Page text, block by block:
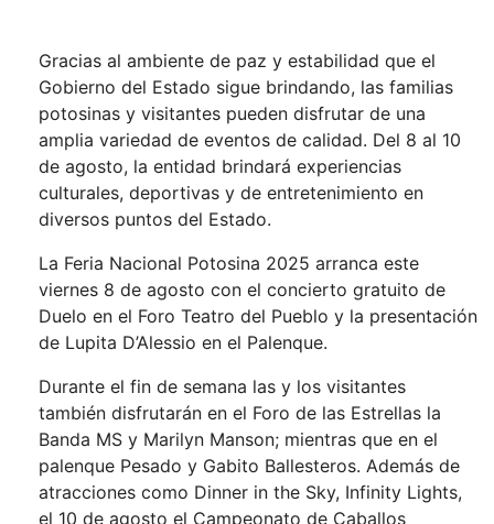
Gracias al ambiente de paz y estabilidad que el
Gobierno del Estado sigue brindando, las familias
potosinas y visitantes pueden disfrutar de una
amplia variedad de eventos de calidad. Del 8 al 10
de agosto, la entidad brindará experiencias
culturales, deportivas y de entretenimiento en
diversos puntos del Estado.
La Feria Nacional Potosina 2025 arranca este
viernes 8 de agosto con el concierto gratuito de
Duelo en el Foro Teatro del Pueblo y la presentación
de Lupita D’Alessio en el Palenque.
Durante el fin de semana las y los visitantes
también disfrutarán en el Foro de las Estrellas la
Banda MS y Marilyn Manson; mientras que en el
palenque Pesado y Gabito Ballesteros. Además de
atracciones como Dinner in the Sky, Infinity Lights,
el 10 de agosto el Campeonato de Caballos